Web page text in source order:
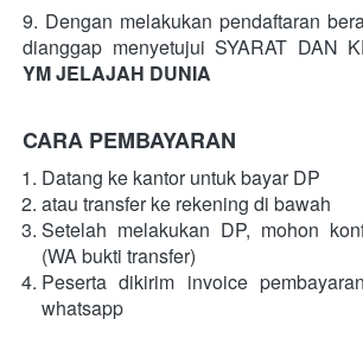
9. Dengan melakukan pendaftaran
dianggap menyetujui SYARAT DAN
YM JELAJAH DUNIA
CARA PEMBAYARAN
Datang ke kantor untuk bayar DP
atau transfer ke rekening di bawah
Setelah melakukan DP, mohon
(WA bukti transfer)
Peserta dikirim invoice
whatsapp